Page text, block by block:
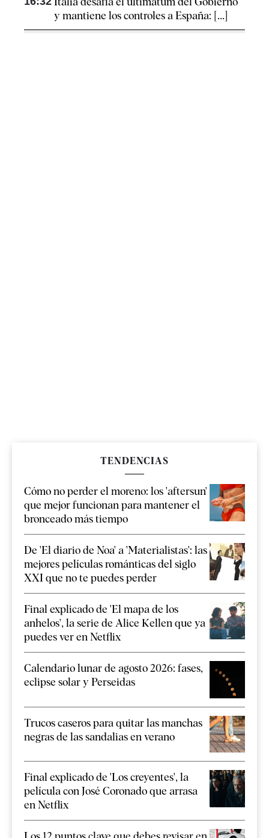
y mantiene los controles a España: [...]
TENDENCIAS
Cómo no perder el moreno: los 'aftersun'
que mejor funcionan para mantener el
bronceado más tiempo
De 'El diario de Noa' a 'Materialistas': las
mejores películas románticas del siglo
XXI que no te puedes perder
Final explicado de 'El mapa de los
anhelos', la serie de Alice Kellen que ya
puedes ver en Netflix
Calendario lunar de agosto 2026: fases,
eclipse solar y Perseidas
Trucos caseros para quitar las manchas
negras de las sandalias en verano
Final explicado de 'Los creyentes', la
película con José Coronado que arrasa
en Netflix